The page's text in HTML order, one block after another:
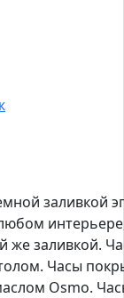
заливкой
же заливкой.
Часы
Osmo.